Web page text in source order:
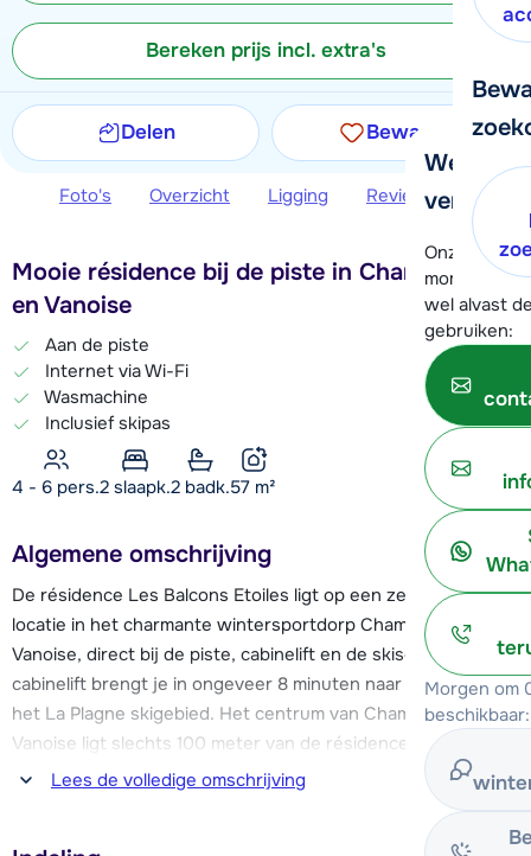
We
verder!
Onze
moment
wel alvast
gebruiken:
Morgen om
beschikbaar:
Bereken prijs incl. extra's
Delen Bewaren
Foto's Overzicht Ligging Reviews
Mooie résidence bij de piste in Champagny
en Vanoise
Aan de piste
Internet via Wi-Fi
Wasmachine
Inclusief skipas
4 - 6 pers.2 slaapk.2 badk.57 m²
Algemene omschrijving
De résidence Les Balcons Etoiles ligt op een zeer gunstige
locatie in het charmante wintersportdorp Champagny en
Vanoise, direct bij de piste, cabinelift en de skischool. De
cabinelift brengt je in ongeveer 8 minuten naar de pistes van
het La Plagne skigebied. Het centrum van Champagny en
Vanoise ligt slechts 100 meter van de résidence vandaan. Je
vindt hier o.a. een supermarkt, diverse (sport)winkels,
Lees de volledige omschrijving